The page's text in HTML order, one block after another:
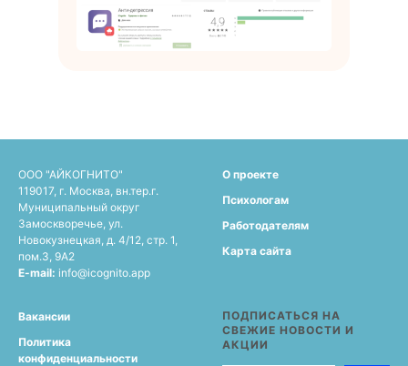
ООО "АЙКОГНИТО"
119017, г. Москва, вн.тер.г.
Муниципальный округ
Замоскворечье, ул.
Новокузнецкая, д. 4/12, стр. 1,
пом.3, 9А2
E-mail: info@icognito.app
О проекте
Психологам
Работодателям
Карта сайта
Вакансии
Политика
конфиденциальности
ПОДПИСАТЬСЯ НА
СВЕЖИЕ НОВОСТИ И
АКЦИИ